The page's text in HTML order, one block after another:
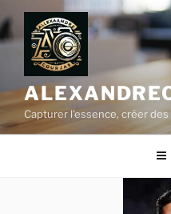
Aller
au
contenu
principal
Capturer l'essence, créer